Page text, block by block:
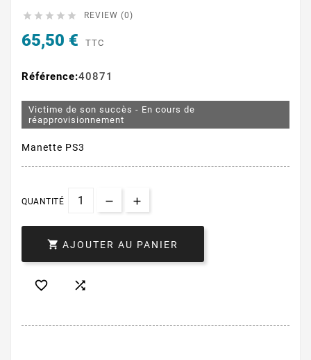
     REVIEW (0)
65,50 € TTC
Référence:40871
Victime de son succès - En cours de
réapprovisionnement
Manette PS3
QUANTITÉ
 AJOUTER AU PANIER
 